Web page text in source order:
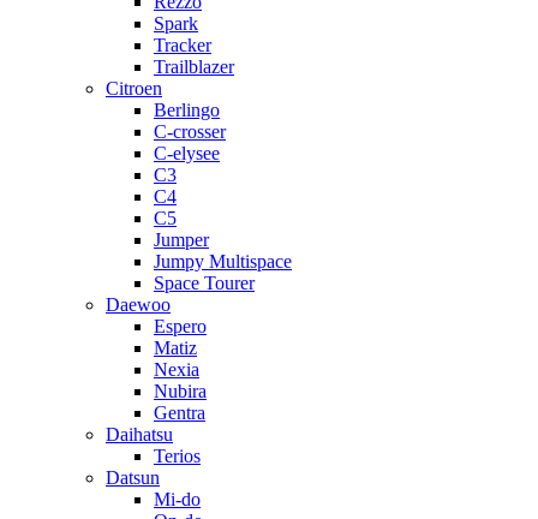
Spark
Tracker
Trailblazer
Citroen
Berlingo
C-crosser
C-elysee
C3
C4
C5
Jumper
Jumpy Multispace
Space Tourer
Daewoo
Espero
Matiz
Nexia
Nubira
Gentra
Daihatsu
Terios
Datsun
Mi-do